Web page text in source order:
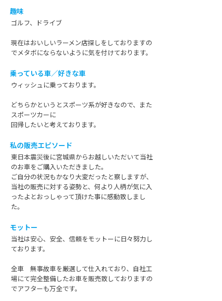
趣味
ゴルフ、ドライブ
現在はおいしいラーメン店探しをしておりますの
でメタボにならないように気を付けております。
乗っている車／好きな車
ウィッシュに乗っております。
どちらかというとスポーツ系が好きなので、また
スポーツカーに
回帰したいと考えております。
私の販売エピソード
東日本震災後に宮城県からお越しいただいて当社
のお車をご購入いただきました。
ご自分の状況もかなり大変だったと察しますが、
当社の販売に対する姿勢と、何より人柄が気に入
ったよとおっしゃって頂けた事に感動致しまし
た。
モットー
当社は安心、安全、信頼をモットーに日々努力し
ております。
全車 無事故車を厳選して仕入れており、自社工
場にて完全整備したお車を販売致しておりますの
でアフターも万全です。